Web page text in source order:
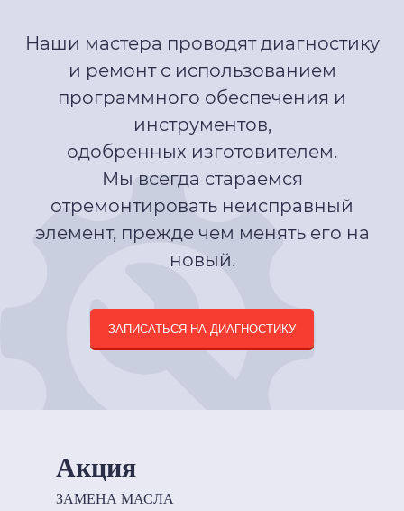
Наши мастера проводят диагностику
и ремонт с использованием
программного обеспечения и
инструментов,
одобренных изготовителем.
Мы всегда стараемся
отремонтировать неисправный
элемент, прежде чем менять его на
новый.
ЗАПИСАТЬСЯ НА ДИАГНОСТИКУ
Акция
ЗАМЕНА МАСЛА